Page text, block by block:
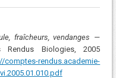
fraîcheurs, vendanges —
Rendus Biologies, 2005
comptes-rendus.academie-